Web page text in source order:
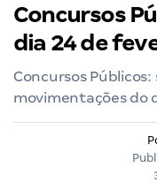
Concursos
dia 24 de
Concursos
movimentações do